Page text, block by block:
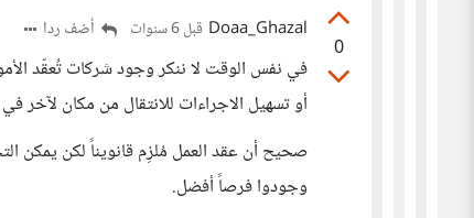
0
Doaa_Ghazal قبل 6 سنوات أضف ردا
في نفس الوقت لا ننكر وجود شركات تُعقّد
أو تسهيل الاجراءات للانتقال من مكان
صحيح أن عقد العمل مُلزِم قانويناً لكن يمكن
وجودوا فرصاً أفضل.